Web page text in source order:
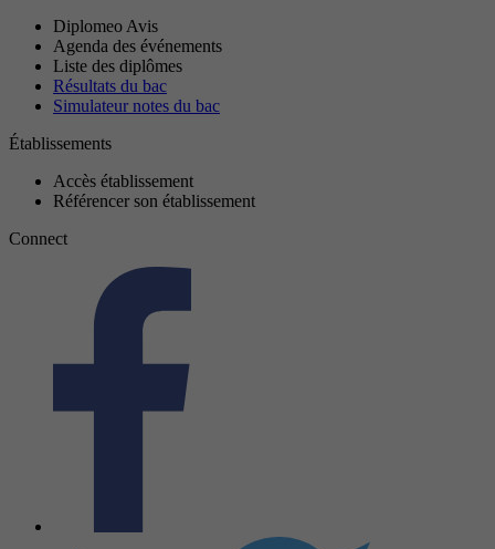
Diplomeo Avis
Agenda des événements
Liste des diplômes
Résultats du bac
Simulateur notes du bac
Établissements
Accès établissement
Référencer son établissement
Connect